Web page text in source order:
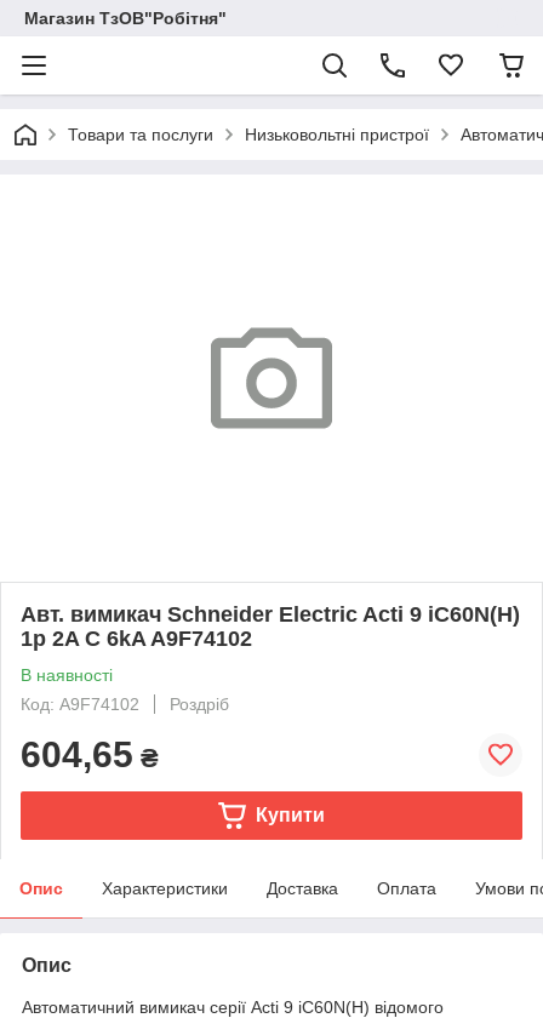
Магазин ТзОВ"Робітня"
Товари та послуги Низьковольтні пристрої
Авт. вимикач Schneider Electric Acti 9 iC60N(H)
1p 2A C 6kA A9F74102
В наявності
Код: A9F74102
Роздріб
604,65 ₴
Купити
Опис Характеристики Доставка Оплата Умови
Опис
Автоматичний вимикач серії Acti 9 iC60N(H) відомого